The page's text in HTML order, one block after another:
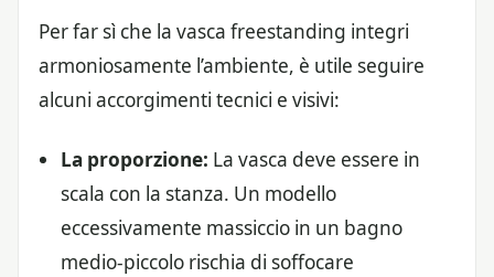
Per far sì che la vasca freestanding integri
armoniosamente l’ambiente, è utile seguire
alcuni accorgimenti tecnici e visivi:
La proporzione: La vasca deve essere in
scala con la stanza. Un modello
eccessivamente massiccio in un bagno
medio-piccolo rischia di soffocare